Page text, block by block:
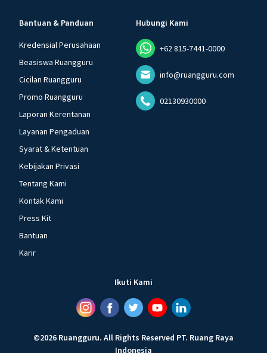
Bantuan & Panduan
Kredensial Perusahaan
Beasiswa Ruangguru
Cicilan Ruangguru
Promo Ruangguru
Laporan Kerentanan
Layanan Pengaduan
Syarat & Ketentuan
Kebijakan Privasi
Tentang Kami
Kontak Kami
Press Kit
Bantuan
Karir
Hubungi Kami
+62 815-7441-0000
info@ruangguru.com
02130930000
Ikuti Kami
©2026 Ruangguru. All Rights Reserved PT. Ruang Raya
Indonesia